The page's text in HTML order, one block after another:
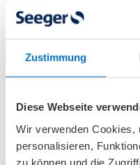
Zustimmung
Diese Webseite
Wir verwenden Cookies,
personalisieren,
zu können und die
keine normale
möchten. Allerdings
ausschließlich für
zudem müssen
erfüllt sein. Nach
gewohnte
verzichtet und
Stomaverschluss,